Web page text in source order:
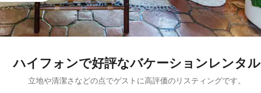
ハイフォンで好評なバケーションレンタル
立地や清潔さなどの点でゲストに高評価のリスティングです。